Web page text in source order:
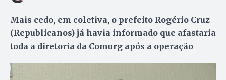
Mais cedo, em coletiva, o prefeito Rogério Cruz
(Republicanos) já havia informado que afastaria
toda a diretoria da Comurg após a operação